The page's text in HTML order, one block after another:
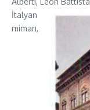
İtalyan
mimarı,